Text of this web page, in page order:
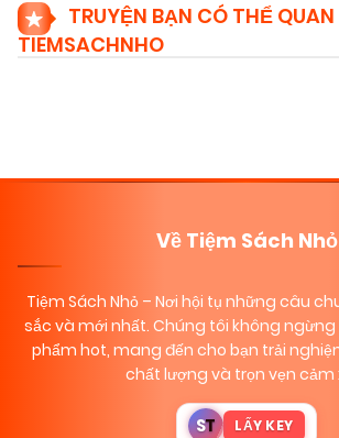
TRUYỆN BẠN CÓ THỂ
TIEMSACHNHO
Về Tiệm Sách Nhỏ
Tiệm Sách Nhỏ – Nơi hội tụ những câu
sắc và mới nhất. Chúng tôi không
phẩm hot, mang đến cho bạn trải
chất lượng và trọn vẹn cảm
ST LẤY KEY